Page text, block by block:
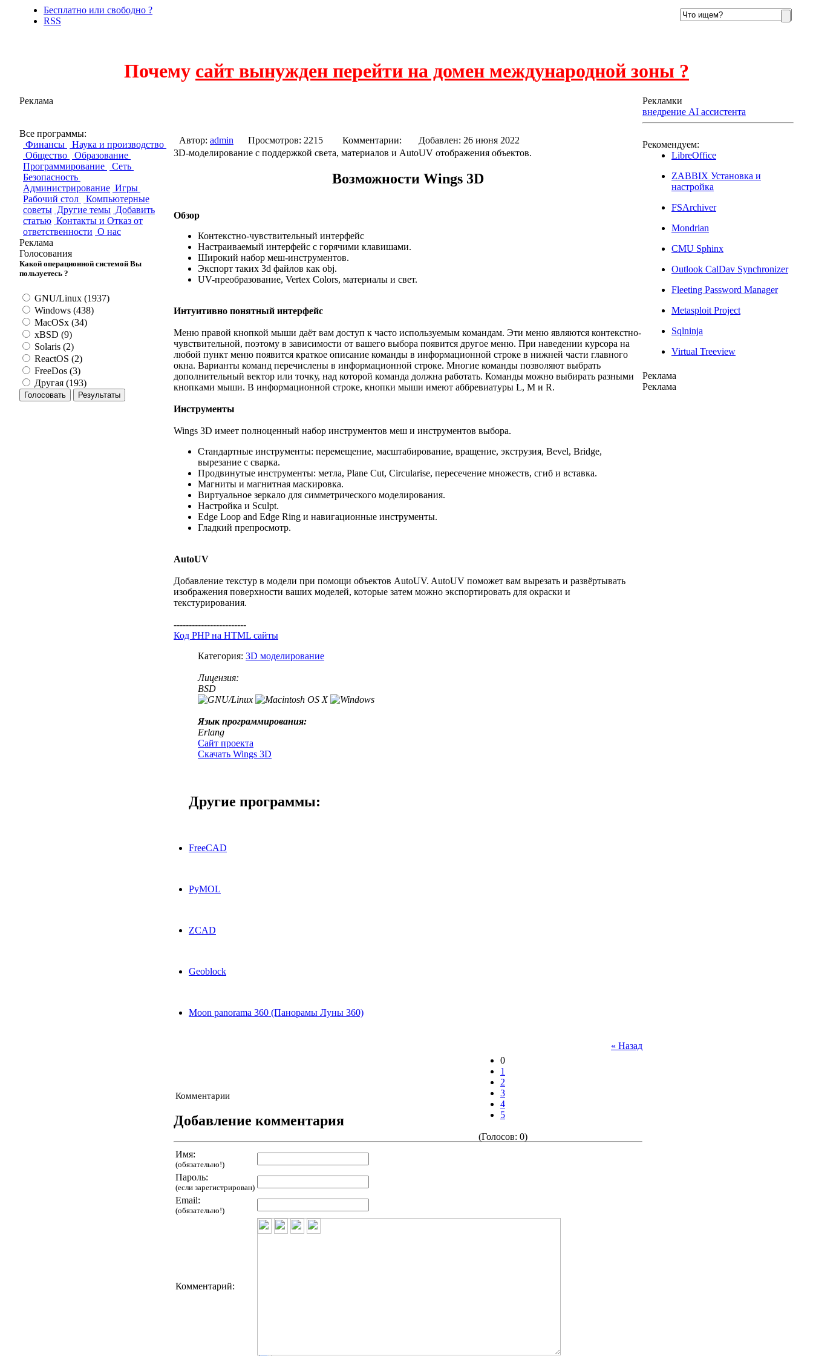
Бесплатно или свободно ?
RSS
Почему сайт вынужден перейти на домен международной зоны ?
Реклама
Все программы:
Финансы
Наука и производство
Общество
Образование
Программирование
Сеть
Безопасность
Администрирование Игры
Рабочий стол
Компьютерные
советы Другие темы Добавить
статью Контакты и Отказ от
ответственности О нас
Реклама
Голосования
Какой операционной системой Вы
пользуетесь ?
GNU/Linux (1937)
Windows (438)
MacOSx (34)
xBSD (9)
Solaris (2)
ReactOS (2)
FreeDos (3)
Другая (193)
Автор: admin Просмотров: 2215 Комментарии:
Добавлен: 26 июня 2022
3D-моделирование с поддержкой света, материалов и AutoUV отображения объектов.
Возможности Wings 3D
Обзор
Контекстно-чувствительный интерфейс
Настраиваемый интерфейс с горячими клавишами.
Широкий набор меш-инструментов.
Экспорт таких 3d файлов как obj.
UV-преобразование, Vertex Colors, материалы и свет.
Интуитивно понятный интерфейс
Меню правой кнопкой мыши даёт вам доступ к часто используемым командам. Эти меню являются контекстно-
чувствительной, поэтому в зависимости от вашего выбора появится другое меню. При наведении курсора на
любой пункт меню появится краткое описание команды в информационной строке в нижней части главного
окна. Варианты команд перечислены в информационной строке. Многие команды позволяют выбрать
дополнительный вектор или точку, над которой команда должна работать. Команды можно выбирать разными
кнопками мыши. В информационной строке, кнопки мыши имеют аббревиатуры L, M и R.
Инструменты
Wings 3D имеет полноценный набор инструментов меш и инструментов выбора.
Стандартные инструменты: перемещение, масштабирование, вращение, экструзия, Bevel, Bridge,
вырезание с сварка.
Продвинутые инструменты: метла, Plane Cut, Circularise, пересечение множеств, сгиб и вставка.
Магниты и магнитная маскировка.
Виртуальное зеркало для симметрического моделирования.
Настройка и Sculpt.
Edge Loop and Edge Ring и навигационные инструменты.
Гладкий препросмотр.
AutoUV
Добавление текстур в модели при помощи объектов AutoUV. AutoUV поможет вам вырезать и развёртывать
изображения поверхности ваших моделей, которые затем можно экспортировать для окраски и
текстурирования.
------------------------
Код PHP на HTML сайты
Категория: 3D моделирование
Лицензия:
BSD
Язык программирования:
Erlang
Сайт проекта
Скачать Wings 3D
Другие программы:
FreeCAD
PyMOL
ZCAD
Geoblock
Moon panorama 360 (Панорамы Луны 360)
0
1
2
3
4
5
(Голосов: 0)
« Назад
Комментарии
Добавление комментария
Имя:
(обязательно!)
Пароль:
(если зарегистрирован)
Email:
(обязательно!)
Комментарий:
Рекламки
внедрение AI ассистента
Рекомендуем:
LibreOffice
ZABBIX Установка и
настройка
FSArchiver
Mondrian
CMU Sphinx
Outlook CalDav Synchronizer
Fleeting Password Manager
Metasploit Project
Sqlninja
Virtual Treeview
Реклама
Реклама